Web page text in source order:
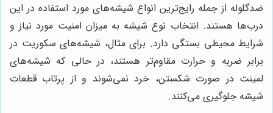
ضدگلوله از جمله رایج‌ترین انواع شیشه‌های مورد استفاده در این
درب‌ها هستند. انتخاب نوع شیشه به میزان امنیت مورد نیاز و
شرایط محیطی بستگی دارد. برای مثال، شیشه‌های سکوریت در
برابر ضربه و حرارت مقاوم‌تر هستند، در حالی که شیشه‌های
لمینت در صورت شکستن، خرد نمی‌شوند و از پرتاب قطعات
شیشه جلوگیری می‌کنند.